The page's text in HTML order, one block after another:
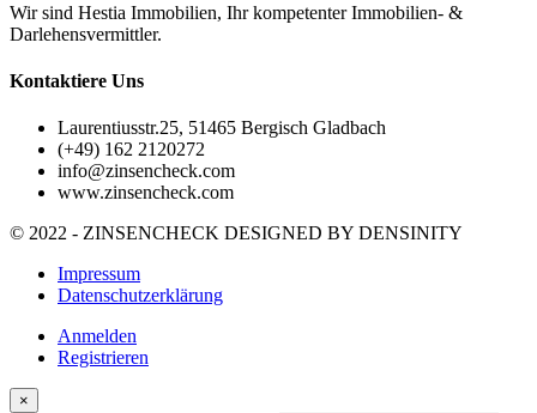
Wir sind Hestia Immobilien, Ihr kompetenter Immobilien- &
Darlehensvermittler.
Kontaktiere Uns
Laurentiusstr.25, 51465 Bergisch Gladbach
(+49) 162 2120272
info@zinsencheck.com
www.zinsencheck.com
© 2022 - ZINSENCHECK DESIGNED BY DENSINITY
Impressum
Datenschutzerklärung
Anmelden
Registrieren
×